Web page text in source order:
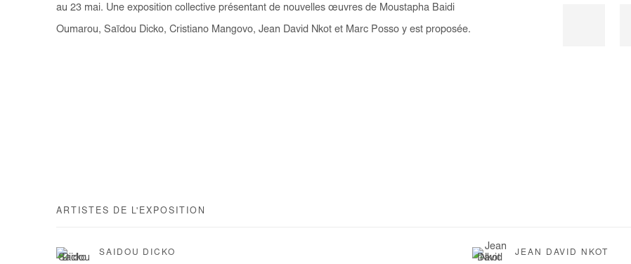
au 23 mai. Une exposition collective présentant de nouvelles œuvres de Moustapha Baidi
Oumarou, Saïdou Dicko, Cristiano Mangovo, Jean David Nkot et Marc Posso y est proposée.
ARTISTES DE L'EXPOSITION
SAIDOU DICKO JEAN DAVID NKOT